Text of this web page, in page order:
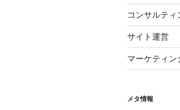
コンサルティ
サイト運営
マーケティン
メタ情報